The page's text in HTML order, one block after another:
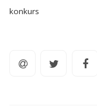
konkurs